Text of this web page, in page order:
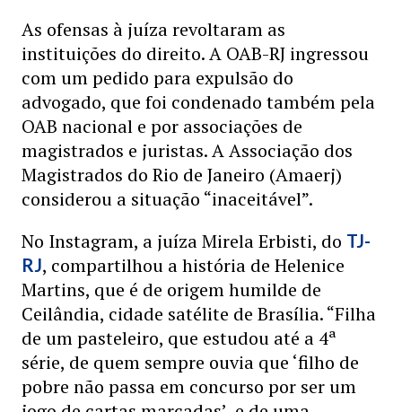
As ofensas à juíza revoltaram as
instituições do direito. A OAB-RJ ingressou
com um pedido para expulsão do
advogado, que foi condenado também pela
OAB nacional e por associações de
magistrados e juristas. A Associação dos
Magistrados do Rio de Janeiro (Amaerj)
considerou a situação “inaceitável”.
No Instagram, a juíza Mirela Erbisti, do TJ-
RJ, compartilhou a história de Helenice
Martins, que é de origem humilde de
Ceilândia, cidade satélite de Brasília. “Filha
de um pasteleiro, que estudou até a 4ª
série, de quem sempre ouvia que ‘filho de
pobre não passa em concurso por ser um